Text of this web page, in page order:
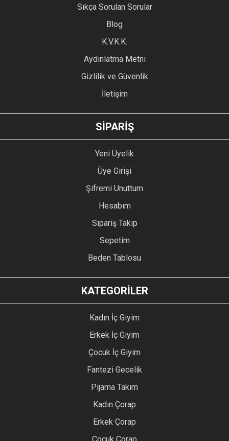
Ürün açıklamasında eksik bilgiler bulunuyor.
Ürün bilgilerinde hatalar bulunuyor.
Ürün fiyatı diğer sitelerden daha pahalı.
GÖNDER
Sıkça Sorulan Sorular
Blog
K.V.K.K.
Aydınlatma Metni
Gizlilik ve Güvenlik
İletişim
SİPARİŞ
Yeni Üyelik
Üye Girişi
Şifremi Unuttum
Hesabım
Sipariş Takip
Sepetim
Beden Tablosu
KATEGORİLER
Kadın İç Giyim
Erkek İç Giyim
Çocuk İç Giyim
Fantezi Gecelik
Pijama Takım
Kadın Çorap
Erkek Çorap